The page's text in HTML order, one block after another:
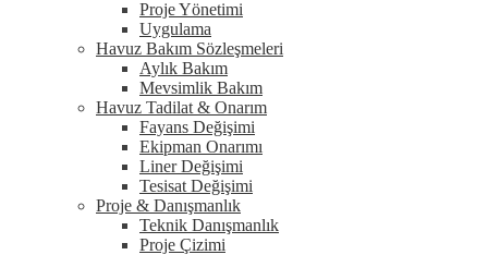
Proje Yönetimi
Uygulama
Havuz Bakım Sözleşmeleri
Aylık Bakım
Mevsimlik Bakım
Havuz Tadilat & Onarım
Fayans Değişimi
Ekipman Onarımı
Liner Değişimi
Tesisat Değişimi
Proje & Danışmanlık
Teknik Danışmanlık
Proje Çizimi